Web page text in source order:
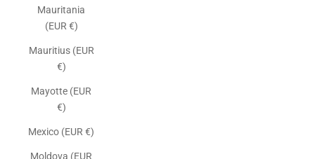
Mauritania
(EUR €)
Mauritius (EUR
€)
Mayotte (EUR
€)
Mexico (EUR €)
Moldova (EUR